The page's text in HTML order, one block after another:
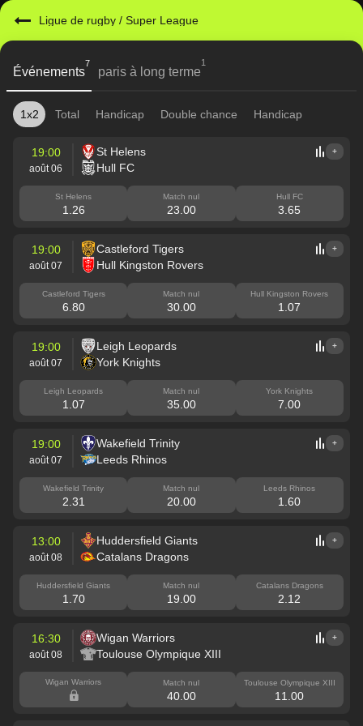
Ligue de rugby / Super League
Événements
7
paris à long terme
1
1x2 Total Handicap Double chance Handicap
19:00
août 06
St Helens
Hull FC
+
St Helens
1.26
Match nul
23.00
Hull FC
3.65
19:00
août 07
Castleford Tigers
Hull Kingston Rovers
+
Castleford Tigers
6.80
Match nul
30.00
Hull Kingston Rovers
1.07
19:00
août 07
Leigh Leopards
York Knights
+
Leigh Leopards
1.07
Match nul
35.00
York Knights
7.00
19:00
août 07
Wakefield Trinity
Leeds Rhinos
+
Wakefield Trinity
2.31
Match nul
20.00
Leeds Rhinos
1.60
13:00
août 08
Huddersfield Giants
Catalans Dragons
+
Huddersfield Giants
1.70
Match nul
19.00
Catalans Dragons
2.12
16:30
août 08
Wigan Warriors
Toulouse Olympique XIII
+
Wigan Warriors Match nul
40.00
Toulouse Olympique XIII
11.00